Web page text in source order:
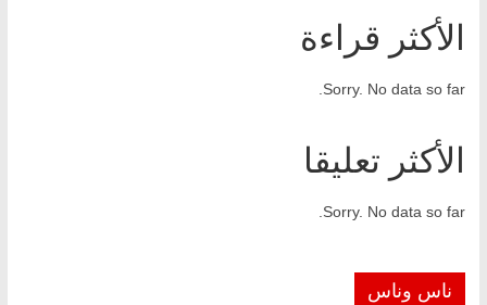
الأكثر قراءة
Sorry. No data so far.
الأكثر تعليقا
Sorry. No data so far.
ناس وناس